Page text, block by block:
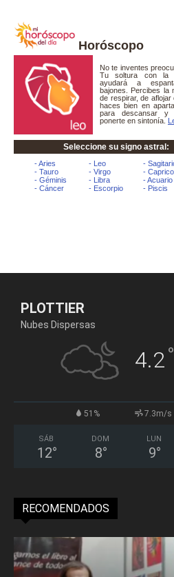
Horóscopo
PLOTTIER
Nubes Dispersas
4.2°
51% 7.3m/s
SÁB
12°
DOM
8°
LUN
9°
RECOMENDADOS